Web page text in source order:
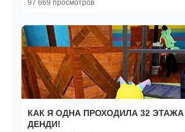
97 669 просмотров
КАК Я ОДНА ПРОХОДИЛА 32
ДЕНДИ!